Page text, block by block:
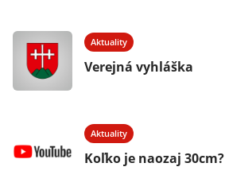
Aktuality
Verejná vyhláška
Aktuality
Koľko je naozaj 30cm?